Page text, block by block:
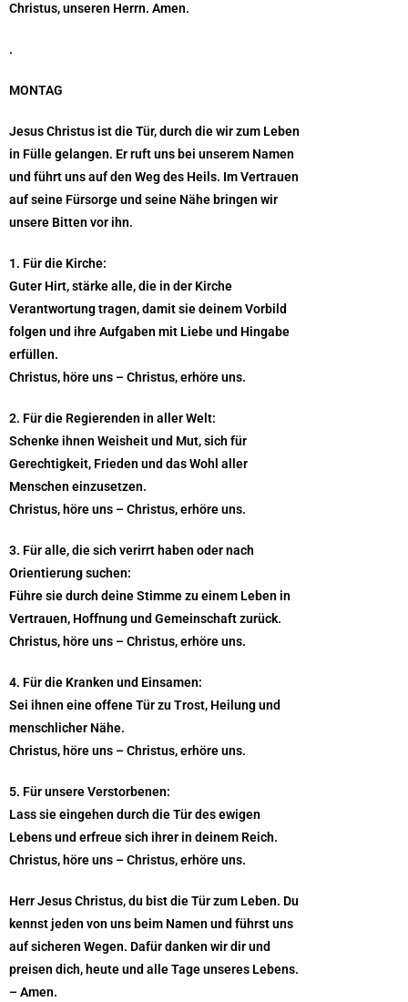
Christus, unseren Herrn. Amen.
.
MONTAG
Jesus Christus ist die Tür, durch die wir zum Leben
in Fülle gelangen. Er ruft uns bei unserem Namen
und führt uns auf den Weg des Heils. Im Vertrauen
auf seine Fürsorge und seine Nähe bringen wir
unsere Bitten vor ihn.
1. Für die Kirche:
Guter Hirt, stärke alle, die in der Kirche
Verantwortung tragen, damit sie deinem Vorbild
folgen und ihre Aufgaben mit Liebe und Hingabe
erfüllen.
Christus, höre uns – Christus, erhöre uns.
2. Für die Regierenden in aller Welt:
Schenke ihnen Weisheit und Mut, sich für
Gerechtigkeit, Frieden und das Wohl aller
Menschen einzusetzen.
Christus, höre uns – Christus, erhöre uns.
3. Für alle, die sich verirrt haben oder nach
Orientierung suchen:
Führe sie durch deine Stimme zu einem Leben in
Vertrauen, Hoffnung und Gemeinschaft zurück.
Christus, höre uns – Christus, erhöre uns.
4. Für die Kranken und Einsamen:
Sei ihnen eine offene Tür zu Trost, Heilung und
menschlicher Nähe.
Christus, höre uns – Christus, erhöre uns.
5. Für unsere Verstorbenen:
Lass sie eingehen durch die Tür des ewigen
Lebens und erfreue sich ihrer in deinem Reich.
Christus, höre uns – Christus, erhöre uns.
Herr Jesus Christus, du bist die Tür zum Leben. Du
kennst jeden von uns beim Namen und führst uns
auf sicheren Wegen. Dafür danken wir dir und
preisen dich, heute und alle Tage unseres Lebens.
– Amen.